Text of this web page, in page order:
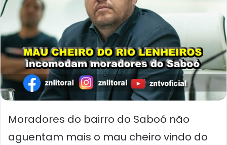
Moradores do bairro do Saboó não
aguentam mais o mau cheiro vindo do